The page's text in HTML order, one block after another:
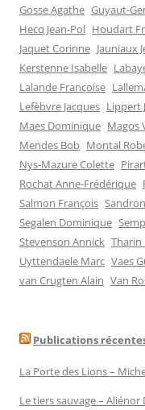
Gosse Agathe Guyaut-
Hecq Jean-Pol Houdart
Jaquet Corinne Jauniaux
Kerstenne Isabelle
Lalande Françoise
Lefèbvre Jacques Lippert
Maes Dominique Magos
Mendes Bob Montal
Nys-Mazure Colette
Rochat Anne-Frédérique
Salmon François
Segalen Dominique
Stevenson Annick Tharin
Uyttendaele Marc Vaes
van Crugten Alain Van
Publications
La Porte des Lions –
Le tiers sauvage – Aliénor